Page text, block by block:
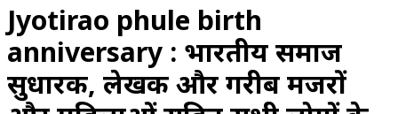
Jyotirao phule birth
anniversary : भारतीय समाज
सुधारक, लेखक और गरीब मजदूरों